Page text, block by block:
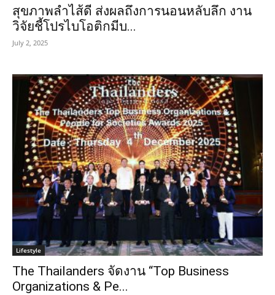
สุขภาพลำไส้ดี ส่งผลถึงการนอนหลับลึก งาน
วิจัยชี้โปรไบโอติกมีบ...
July 2, 2025
Lifestyle
The Thailanders จัดงาน “Top Business
Organizations & Pe...